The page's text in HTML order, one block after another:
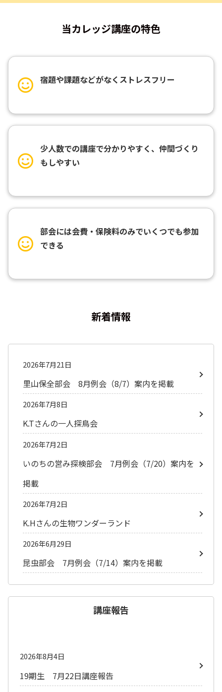
当カレッジ講座の特色
宿題や課題などがなくストレスフリー
少人数での講座で分かりやすく、仲間づくり
もしやすい
部会には会費・保険料のみでいくつでも参加
できる
新着情報
里山保全部会 8月例会（8/7）案内を掲載
2026年7月21日
K.Tさんの一人探鳥会
2026年7月8日
いのちの営み探検部会 7月例会（7/20）案内を
掲載
2026年7月2日
K.Hさんの生物ワンダーランド
2026年7月2日
昆虫部会 7月例会（7/14）案内を掲載
2026年6月29日
講座報告
2026年8月4日
19期生 7月22日講座報告